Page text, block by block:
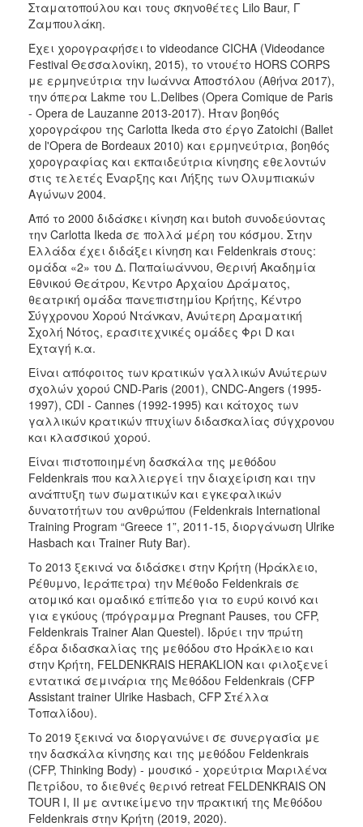
Σταματοπούλου και τους σκηνοθέτες Lilo Baur, Γ
Ζαμπουλάκη.
Έχει χορογραφήσει to videodance CICHA (Videodance
Festival Θεσσαλονίκη, 2015), το ντουέτο HORS CORPS
με ερμηνεύτρια την Ιωάννα Αποστόλου (Αθήνα 2017),
την όπερα Lakme του L.Delibes (Opera Comique de Paris
- Opera de Lauzanne 2013-2017). Ήταν βοηθός
χορογράφου της Carlotta Ikeda στο έργο Zatoichi (Ballet
de l'Opera de Bordeaux 2010) και ερμηνεύτρια, βοηθός
χορογραφίας και εκπαιδεύτρια κίνησης εθελοντών
στις τελετές Έναρξης και Λήξης των Ολυμπιακών
Αγώνων 2004.
Από το 2000 διδάσκει κίνηση και butoh συνοδεύοντας
την Carlotta Ikeda σε πολλά μέρη του κόσμου. Στην
Ελλάδα έχει διδάξει κίνηση και Feldenkrais στους:
ομάδα «2» του Δ. Παπαίωάννου, Θερινή Ακαδημία
Εθνικού Θεάτρου, Κεντρο Αρχαίου Δράματος,
θεατρική ομάδα πανεπιστημίου Κρήτης, Κέντρο
Σύγχρονου Χορού Ντάνκαν, Ανώτερη Δραματική
Σχολή Νότος, ερασιτεχνικές ομάδες Φρι D και
Εχταγή κ.α.
Είναι απόφοιτος των κρατικών γαλλικών Ανώτερων
σχολών χορού CND-Paris (2001), CNDC-Angers (1995-
1997), CDI - Cannes (1992-1995) και κάτοχος των
γαλλικών κρατικών πτυχίων διδασκαλίας σύγχρονου
και κλασσικού χορού.
Είναι πιστοποιημένη δασκάλα της μεθόδου
Feldenkrais που καλλιεργεί την διαχείριση και την
ανάπτυξη των σωματικών και εγκεφαλικών
δυνατοτήτων του ανθρώπου (Feldenkrais International
Training Program “Greece 1”, 2011-15, διοργάνωση Ulrike
Hasbach και Trainer Ruty Bar).
Το 2013 ξεκινά να διδάσκει στην Κρήτη (Ηράκλειο,
Ρέθυμνο, Ιεράπετρα) την Μέθοδο Feldenkrais σε
ατομικό και ομαδικό επίπεδο για το ευρύ κοινό και
για εγκύους (πρόγραμμα Pregnant Pauses, του CFP,
Feldenkrais Trainer Alan Questel). Ιδρύει την πρώτη
έδρα διδασκαλίας της μεθόδου στο Ηράκλειο και
στην Κρήτη, FELDENKRAIS HERAKLION και φιλοξενεί
εντατικά σεμινάρια της Μεθόδου Feldenkrais (CFP
Assistant trainer Ulrike Hasbach, CFP Στέλλα
Τοπαλίδου).
Το 2019 ξεκινά να διοργανώνει σε συνεργασία με
την δασκάλα κίνησης και της μεθόδου Feldenkrais
(CFP, Thinking Body) - μουσικό - χορεύτρια Μαριλένα
Πετρίδου, το διεθνές θερινό retreat FELDENKRAIS ON
TOUR I, II με αντικείμενο την πρακτική της Μεθόδου
Feldenkrais στην Κρήτη (2019, 2020).